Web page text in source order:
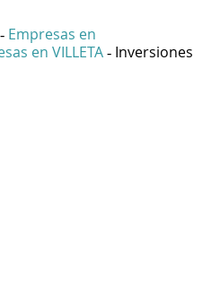
- Empresas en
en VILLETA - Inversiones